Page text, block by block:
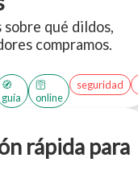
sobre qué dildos,
compramos.
🧭
guía
🛜
online
seguridad
rápida para